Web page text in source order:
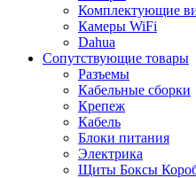
Комплектующие
Камеры WiFi
Dahua
Сопутствующие товары
Разъемы
Кабельные сборки
Крепеж
Кабель
Блоки питания
Электрика
Щиты Боксы